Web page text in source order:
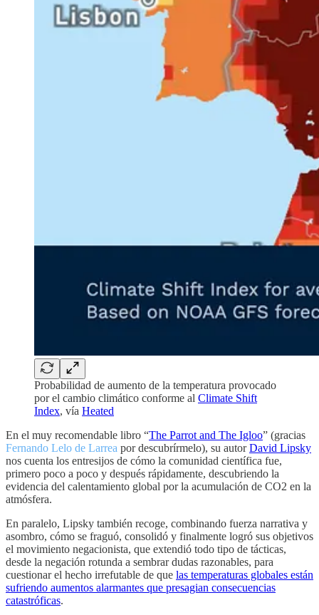
Probabilidad de aumento de la temperatura provocado
por el cambio climático conforme al Climate Shift
Index, vía Heated
En el muy recomendable libro “The Parrot and The Igloo” (gracias
Fernando Lelo de Larrea por descubrírmelo), su autorDavid Lipsky
nos cuenta los entresijos de cómo la comunidad científica fue,
primero poco a poco y después rápidamente, descubriendo la
evidencia del calentamiento global por la acumulación de CO2 en la
atmósfera.
En paralelo, Lipsky también recoge, combinando fuerza narrativa y
asombro, cómo se fraguó, consolidó y finalmente logró sus objetivos
el movimiento negacionista, que extendió todo tipo de tácticas,
desde la negación rotunda a sembrar dudas razonables, para
cuestionar el hecho irrefutable de que las temperaturas globales están
sufriendo aumentos alarmantes que presagian consecuencias
catastróficas.